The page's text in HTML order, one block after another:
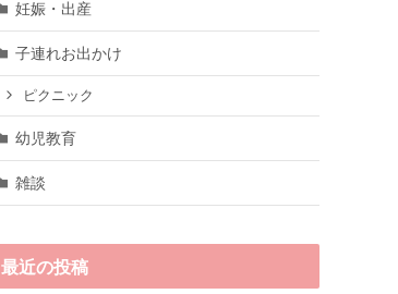
妊娠・出産
子連れお出かけ
ピクニック
幼児教育
雑談
最近の投稿